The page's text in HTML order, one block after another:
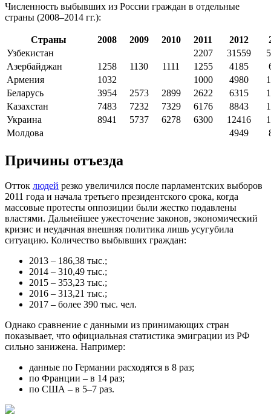
Численность выбывших из России граждан в отдельные
страны (2008–2014 гг.):
Страны 2008 2009 2010 2011 2012
Узбекистан
2207 31559
Азербайджан
1258 1130 1111 1255 4185
Армения
1032 1000 4980
Беларусь
3954 2573 2899 2622 6315
Казахстан
7483 7232 7329 6176 8843
Украина
8941 5737 6278 6300 12416
Молдова
4949
Причины отъезда
Отток людей резко увеличился после парламентских выборов
2011 года и начала третьего президентского срока, когда
массовые протесты оппозиции были жестко подавлены
властями. Дальнейшее ужесточение законов, экономический
кризис и неудачная внешняя политика лишь усугубила
ситуацию. Количество выбывших граждан:
2013 – 186,38 тыс.;
2014 – 310,49 тыс.;
2015 – 353,23 тыс.;
2016 – 313,21 тыс.;
2017 – более 390 тыс. чел.
Однако сравнение с данными из принимающих стран
показывает, что официальная статистика эмиграции из РФ
сильно занижена. Например:
данные по Германии расходятся в 8 раз;
по Франции – в 14 раз;
по США – в 5–7 раз.